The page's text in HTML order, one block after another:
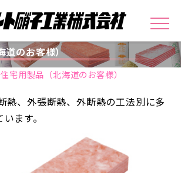
道のお客様）
住宅用製品（北海道のお客様）
熱、外張断熱、外断熱の工法別に多
ます。